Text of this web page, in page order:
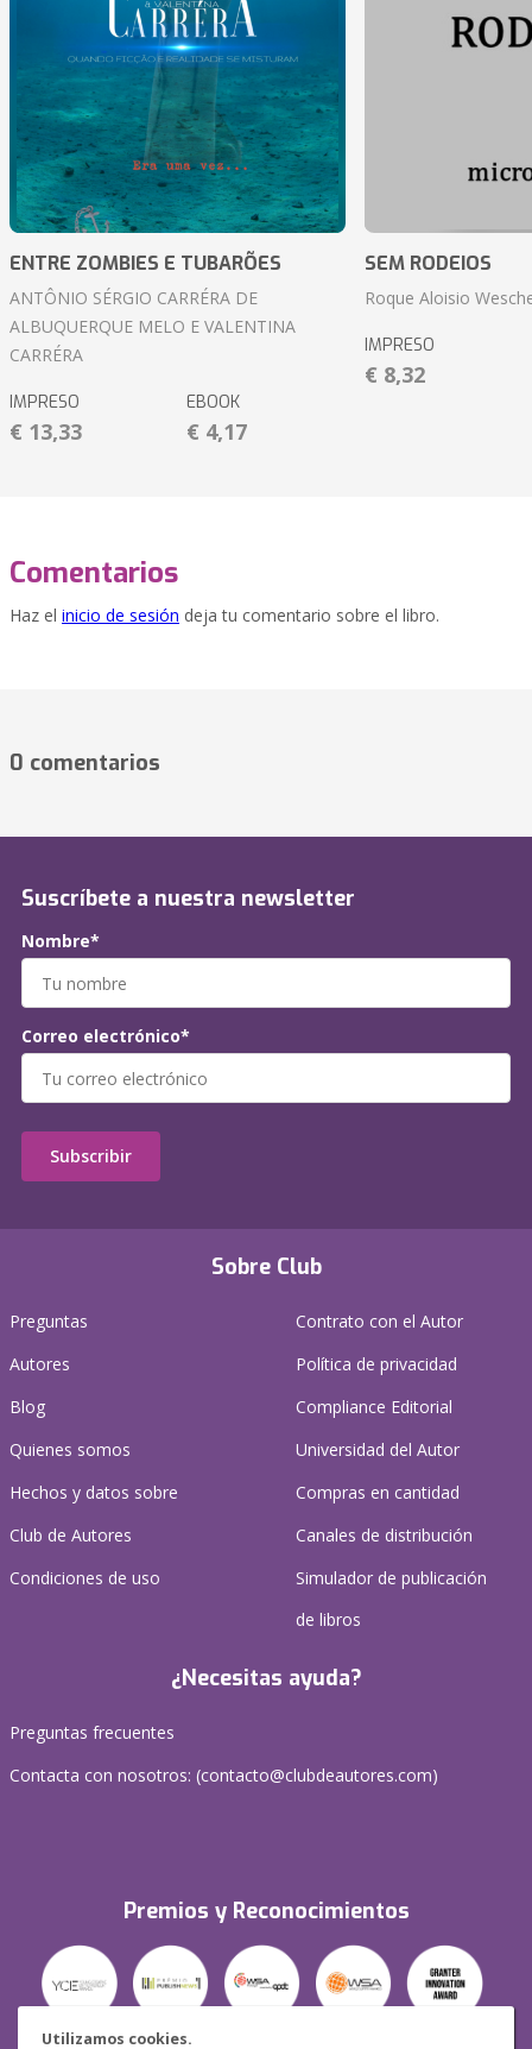
Utilizamos cookies.
ENTRE ZOMBIES E TUBARÕES
ANTÔNIO SÉRGIO CARRÉRA DE
ALBUQUERQUE MELO E VALENTINA
CARRÉRA
IMPRESO
€ 13,33
EBOOK
€ 4,17
SEM RODEIOS
Roque Aloisio
IMPRESO
€ 8,32
Comentarios
Haz el inicio de sesión deja tu comentario sobre el libro.
0 comentarios
Sobre Club
Preguntas
Autores
Blog
Quienes somos
Hechos y datos sobre
Club de Autores
Condiciones de uso
Contrato con el Autor
Política de privacidad
Compliance Editorial
Universidad del Autor
Compras en cantidad
Canales de distribución
Simulador de publicación
de libros
¿Necesitas ayuda?
Preguntas frecuentes
Contacta con nosotros: (contacto@clubdeautores.com)
Premios y Reconocimientos
Suscríbete a nuestra newsletter
Nombre*
Correo electrónico*
Subscribir